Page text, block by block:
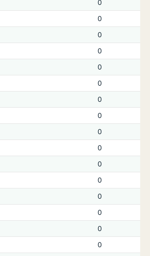
0
0
0
0
0
0
0
0
0
0
0
0
0
0
0
0